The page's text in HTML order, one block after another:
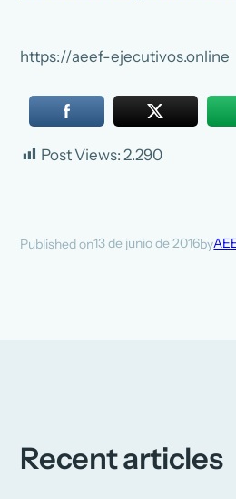
https://aeef-ejecutivos.online
Post Views: 2.290
Published on13 de junio de 2016by
Recent articles